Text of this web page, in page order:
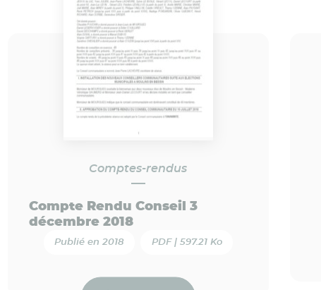
Comptes-rendus
Compte Rendu Conseil 3
décembre 2018
Publié en 2018 PDF | 597.21 Ko